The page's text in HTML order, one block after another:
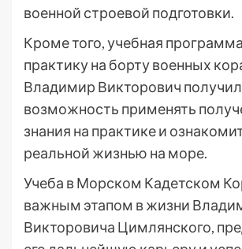
военной строевой подготовки.
Кроме того, учебная
практику на борту военных
Владимир Викторович получил
возможность применять
знания на практике и
реальной жизнью на море.
Учеба в Морском Кадетском
важным этапом в жизни
Викторовича Цимлянского,